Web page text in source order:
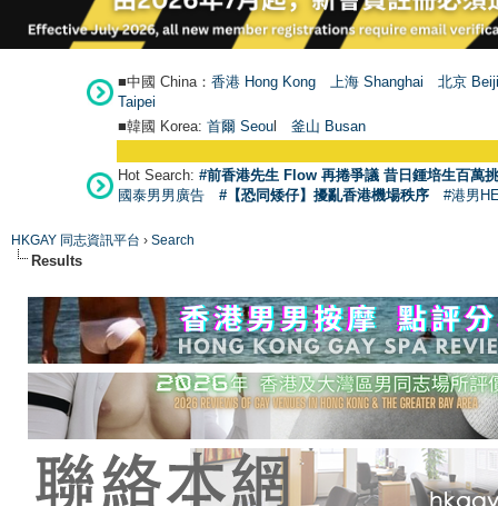
■中國 China： 香港 Hong Kong 上海 Shanghai
北京
Taipei
■韓國 Korea: 首爾 Seoul 釜山 Busan
Hot Search: #前香港先生 Flow 再捲爭議 昔日鍾培生百萬
國泰男男廣告
#【恐同矮仔】擾亂香港機場秩序 #港男
HKGAY 同志資訊平台 › Search
Results